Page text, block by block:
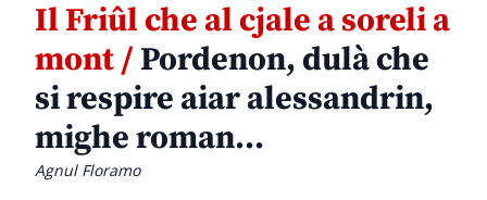
Il Friûl che al cjale a soreli a
mont /Pordenon, dulà che
si respire aiar alessandrin,
mighe roman…
Agnul Floramo